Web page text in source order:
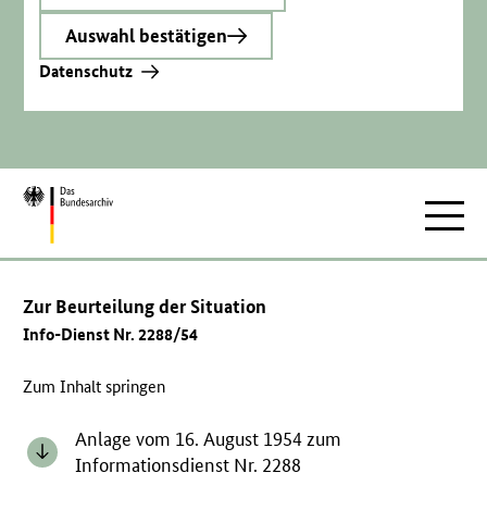
Auswahl bestätigen
Datenschutz
Zur
Zur Beurteilung der Situation
Info-Dienst Nr. 2288/54
Zum Inhalt springen
Anlage vom 16. August 1954 zum
Informationsdienst Nr. 2288